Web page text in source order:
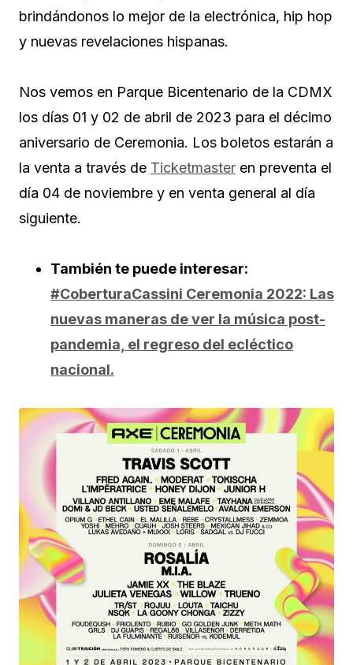
brindándonos lo mejor de la electrónica, hip hop
y nuevas revelaciones hispanas.
Nos vemos en Parque Bicentenario de la CDMX
los días 01 y 02 de abril de 2023 para el décimo
aniversario de Ceremonia. Los boletos estarán a
la venta a través de Ticketmaster en preventa el
día 04 de noviembre y en venta general al día
siguiente.
También te puede interesar:
#CoberturaCassini Ceremonia 2022: Las
nuevas maneras de ver la música post-
pandemia, el regreso del ecléctico
nacional.